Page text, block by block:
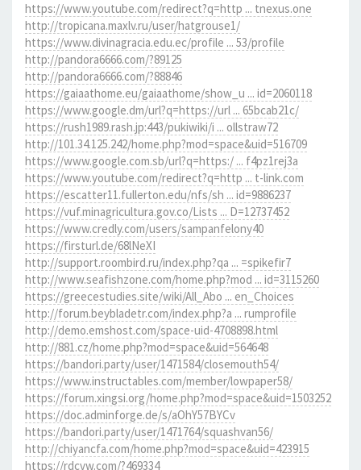
https://www.youtube.com/redirect?q=http ... tnexus.one
http://tropicana.maxlv.ru/user/hatgrouse1/
https://www.divinagracia.edu.ec/profile ... 53/profile
http://pandora6666.com/?89125
http://pandora6666.com/?88846
https://gaiaathome.eu/gaiaathome/show_u ... id=2060118
https://www.google.dm/url?q=https://url ... 65bcab21c/
https://rush1989.rash.jp:443/pukiwiki/i ... ollstraw72
http://101.34.125.242/home.php?mod=space&uid=516709
https://www.google.com.sb/url?q=https:/ ... f4pz1rej3a
https://www.youtube.com/redirect?q=http ... t-link.com
https://escatter11.fullerton.edu/nfs/sh ... id=9886237
https://vuf.minagricultura.gov.co/Lists ... D=12737452
https://www.credly.com/users/sampanfelony40
https://firsturl.de/68lNeXI
http://support.roombird.ru/index.php?qa ... =spikefir7
http://www.seafishzone.com/home.php?mod ... id=3115260
https://greecestudies.site/wiki/All_Abo ... en_Choices
http://forum.beybladetr.com/index.php?a ... rumprofile
http://demo.emshost.com/space-uid-4708898.html
http://881.cz/home.php?mod=space&uid=564648
https://bandori.party/user/1471584/closemouth54/
https://www.instructables.com/member/lowpaper58/
https://forum.xingsi.org/home.php?mod=space&uid=1503252
https://doc.adminforge.de/s/aOhY57BYCv
https://bandori.party/user/1471764/squashvan56/
http://chiyancfa.com/home.php?mod=space&uid=423915
https://rdcvw.com/?469334